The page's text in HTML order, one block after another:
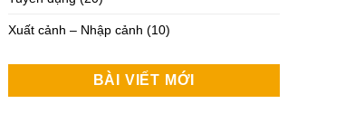
Xuất cảnh – Nhập cảnh (10)
BÀI VIẾT MỚI